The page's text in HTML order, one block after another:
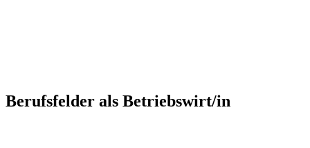
Berufsfelder als Betriebswirt/in